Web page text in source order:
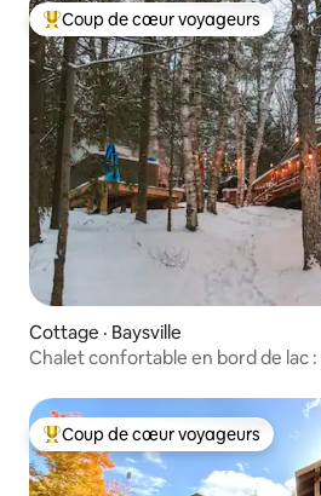
Coup de cœur voyageurs parmi les
Coup de cœur voyageurs
Cottage · Baysville
Chalet confortable en bord de lac
Coup de cœur voyageurs parmi
Coup de cœur voyageurs